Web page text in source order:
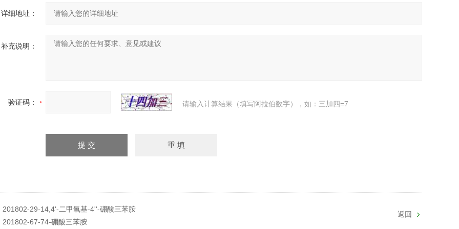
详细地址：
补充说明：
验证码： 请输入计算结果（填写阿拉伯数字），如：三加四=7
201802-29-14,4'-二甲氧基-4''-硼酸三苯胺
201802-67-74-硼酸三苯胺
返回